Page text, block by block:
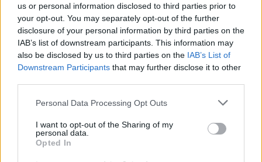
us or personal information disclosed to third parties prior to
your opt-out. You may separately opt-out of the further
disclosure of your personal information by third parties on the
IAB’s list of downstream participants. This information may
also be disclosed by us to third parties on the IAB’s List of
Downstream Participants that may further disclose it to other
Please note that this website/app uses one or more Google
not limited to your visit or usage behaviour. You may click to
grant or deny consent to Google and its third-party tags to
use your data for below specified purposes in below Google
Personal Data Processing Opt Outs
I want to opt-out of the Sharing of my
personal data.
Opted In
83 Απίστευτο κι όμως αληθινό -
Aναστέλλονται τα τακτικά ραντεβού του
αγγειοχειρουργού του νοσοκομείου
Χανίων επειδή κλάπηκε το μηχανάκι του
γιατρού
72 Σούπερ μάρκετ: Νέες μειώσεις τιμών –
ανάμεσά τους 130 σχολικά
ΕΛΑΣ: Ο Αλέξης Δέδες ο πρώτος
Από τα διοικητικά της ΑΕΚ στην πολιτική
σκηνή